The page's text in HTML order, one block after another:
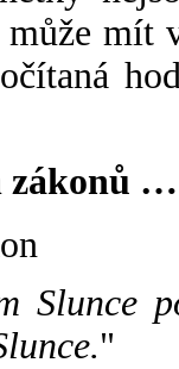
mít
zákonů …
Slunce
"